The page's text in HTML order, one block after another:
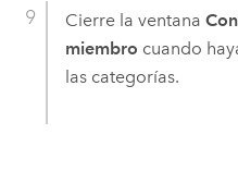
Cierre la ventana
miembro cuando
las categorías.